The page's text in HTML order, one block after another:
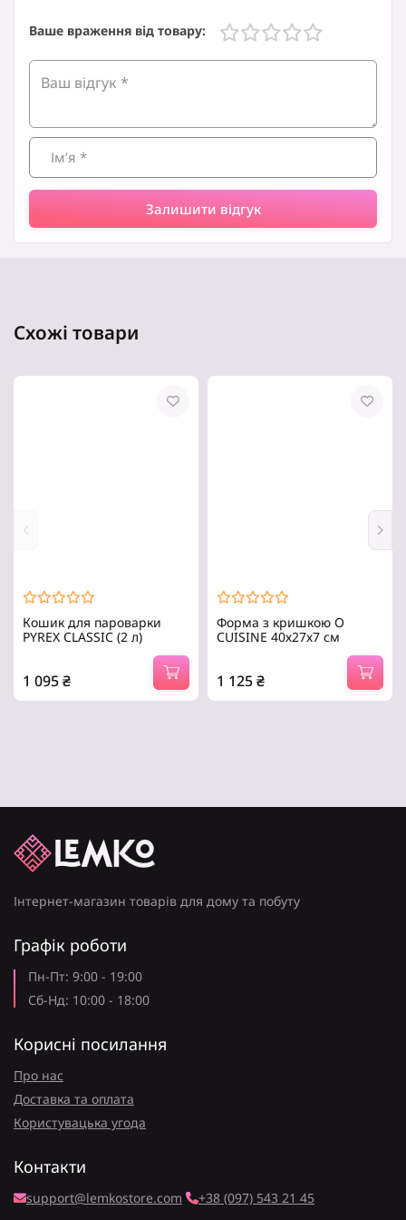
Allegra
Тип:
Кришка в комплекті:
Ваше враження від товару:
Залишити відгук
Схожі товари
Кошик для пароварки
PYREX CLASSIC (2 л)
1 095₴
Форма з кришкою O
CUISINE 40х27х7 см
1 125₴
Інтернет-магазин товарів для дому та побуту
Графік роботи
Пн-Пт: 9:00 - 19:00
Сб-Нд: 10:00 - 18:00
Корисні посилання
Про нас
Доставка та оплата
Користувацька угода
Контакти
support@lemkostore.com +38 (097) 543 21 45